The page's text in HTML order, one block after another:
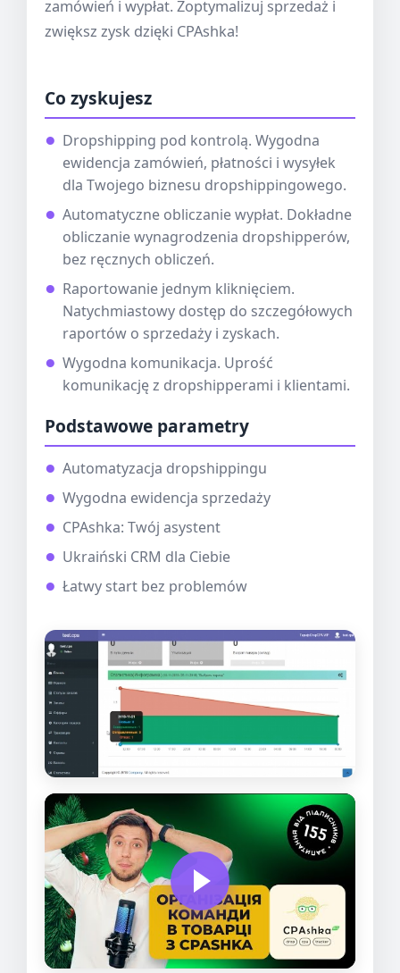
zamówień i wypłat. Zoptymalizuj sprzedaż i
zwiększ zysk dzięki CPAshka!
Co zyskujesz
Dropshipping pod kontrolą. Wygodna
ewidencja zamówień, płatności i wysyłek
dla Twojego biznesu dropshippingowego.
Automatyczne obliczanie wypłat. Dokładne
obliczanie wynagrodzenia dropshipperów,
bez ręcznych obliczeń.
Raportowanie jednym kliknięciem.
Natychmiastowy dostęp do szczegółowych
raportów o sprzedaży i zyskach.
Wygodna komunikacja. Uprość
komunikację z dropshipperami i klientami.
Podstawowe parametry
Automatyzacja dropshippingu
Wygodna ewidencja sprzedaży
CPAshka: Twój asystent
Ukraiński CRM dla Ciebie
Łatwy start bez problemów